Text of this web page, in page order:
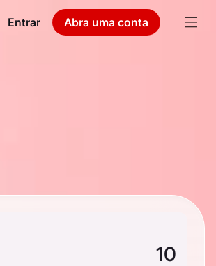
Entrar Abra uma conta